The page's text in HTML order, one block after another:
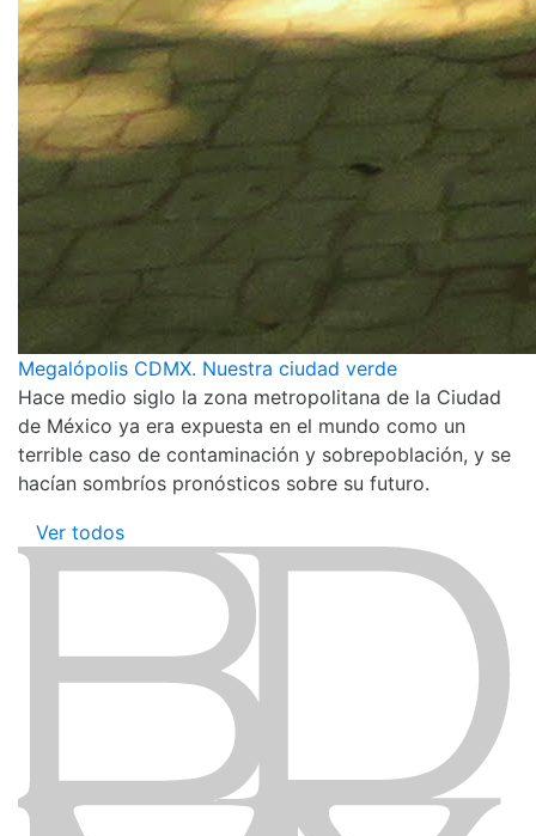
Megalópolis CDMX. Nuestra ciudad verde
Hace medio siglo la zona metropolitana de la Ciudad
de México ya era expuesta en el mundo como un
terrible caso de contaminación y sobrepoblación, y se
hacían sombríos pronósticos sobre su futuro.
Ver todos